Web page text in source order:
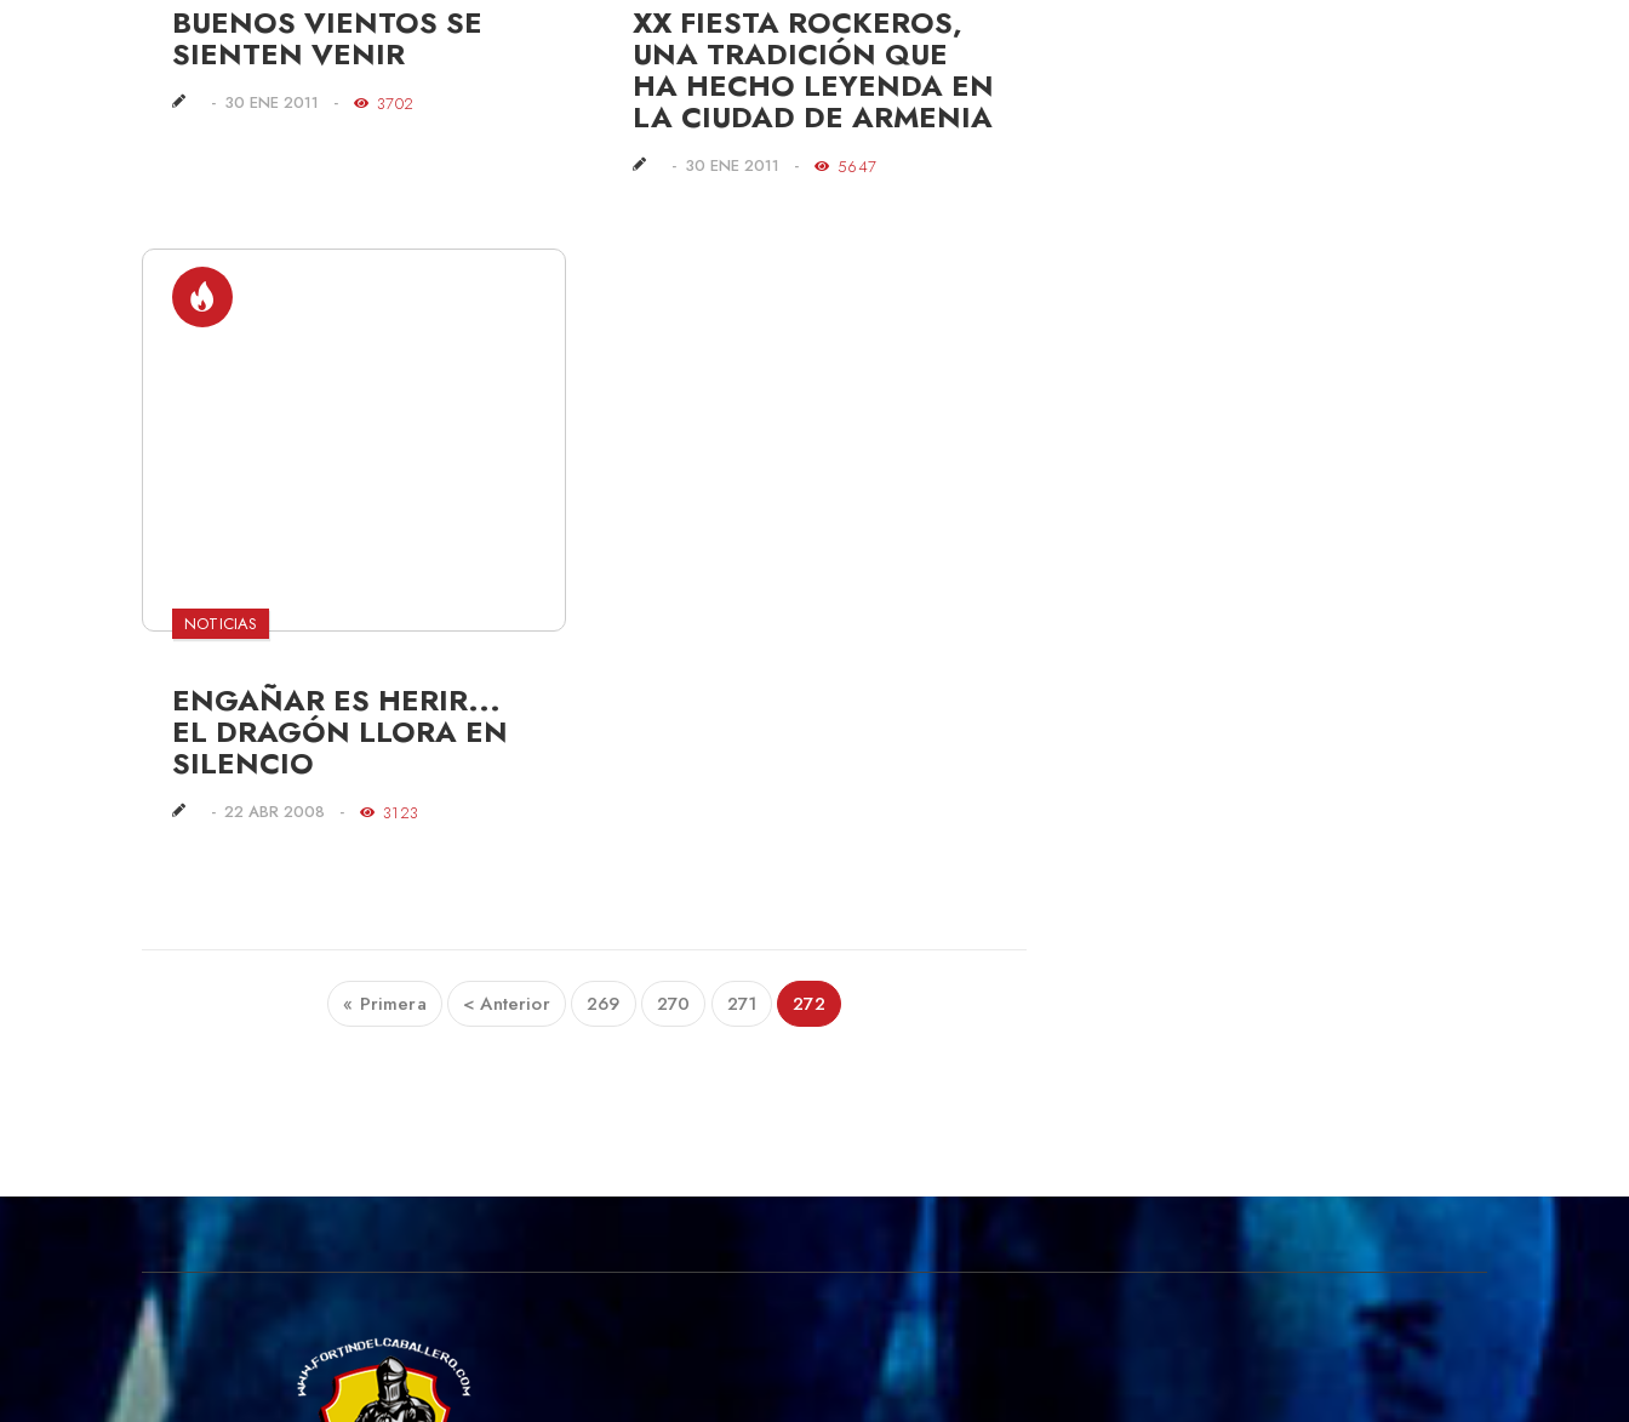
BUENOS VIENTOS SE
SIENTEN VENIR
30 ENE 2011 3702
XX FIESTA ROCKEROS,
UNA TRADICIÓN QUE
HA HECHO LEYENDA EN
LA CIUDAD DE ARMENIA
30 ENE 2011 5647
NOTICIAS
ENGAÑAR ES HERIR...
EL DRAGÓN LLORA EN
SILENCIO
22 ABR 2008 3123
« Primera < Anterior 269 270 271 272